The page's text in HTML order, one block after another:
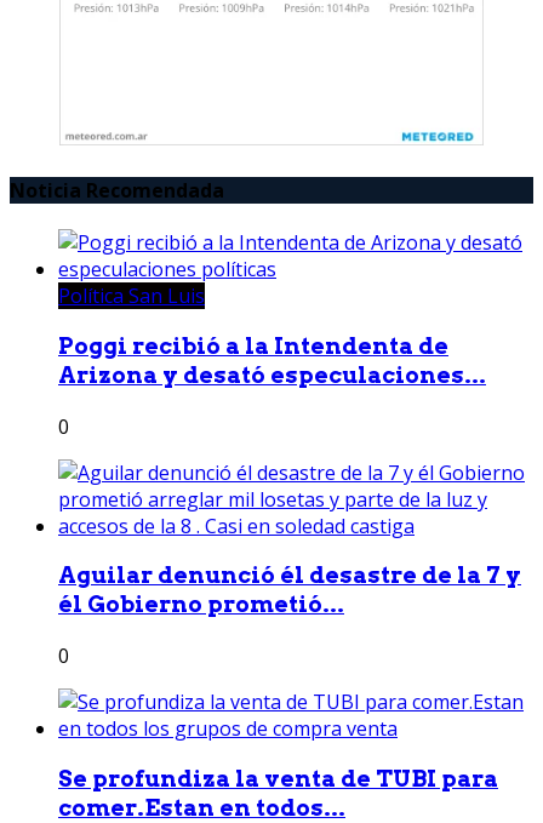
Noticia Recomendada
Política San Luis
Poggi recibió a la Intendenta de
Arizona y desató especulaciones...
0
Aguilar denunció él desastre de la 7 y
él Gobierno prometió...
0
Se profundiza la venta de TUBI para
comer.Estan en todos...